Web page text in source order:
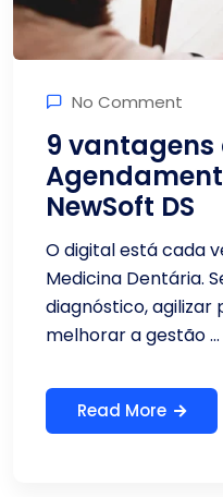
No Comment
9 vantagens
NewSoft DS
O digital está cada
Medicina Dentária.
diagnóstico, agilizar
melhorar a gestão ...
Read More